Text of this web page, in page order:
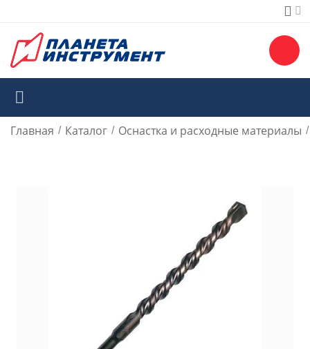
Главная / Каталог / Оснастка и расходные материалы /